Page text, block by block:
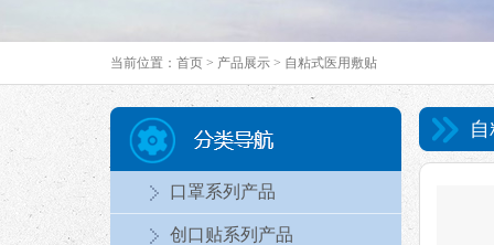
当前位置： 首页 > 产品展示 > 自粘式医用敷贴
口罩系列产品
创口贴系列产品